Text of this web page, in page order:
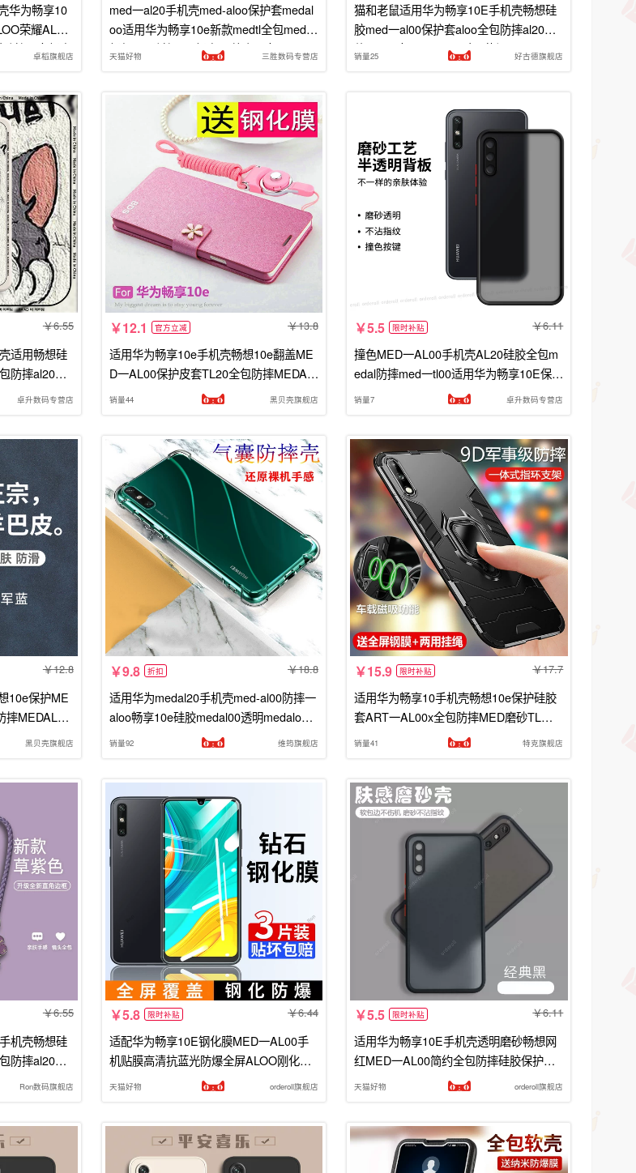
华为畅享10
荣耀AL畅
摔男女畅享
卓稻旗舰店
med一al20手机壳med-aloo保护套medal
oo适用华为畅享10e新款medtl全包medal
畅想tl00防摔al00畅亨2o外壳男女
天猫好物 三胜数码专营店
猫和老鼠适用华为畅享10E手机壳畅想硅
胶med一al00保护套aloo全包防摔al20新
款medal女medaloo男十E荣耀e10男
销量25 好古德旗舰店
6.55
适用畅想硅
防摔al20新
耀e10潮
卓升数码专营店
12.1 官方立减 13.8
适用华为畅享10e手机壳畅想10e翻盖ME
D一AL00保护皮套TL20全包防摔MEDAL
硅胶软壳ALOO磨砂MEDALOO男女带挂
销量44 黑贝壳旗舰店
5.5 限时补贴 6.11
撞色MED一AL00手机壳AL20硅胶全包m
edal防摔med一tl00适用华为畅享10E保护
套medtl男女新款medaloo外壳ALOO
销量7 卓升数码专营店
12.8
10e保护ME
摔MEDAL硅
男女黑
黑贝壳旗舰店
9.8 折扣 18.8
适用华为medal20手机壳med-al00防摔一
aloo畅享10e硅胶medal00透明medaloo
软al20_tloo保护tl00套medtl2o销
销量92 维筠旗舰店
15.9 限时补贴 17.7
适用华为畅享10手机壳畅想10e保护硅胶
套ART一AL00x全包防摔MED磨砂TL软A
LOO硬壳MEDALOO男aloox女MEDAL亨
销量41 特克旗舰店
6.55
机壳畅想硅
防摔al20新
耀e10潮
Ron数码旗舰店
5.8 限时补贴 6.44
适配华为畅享10E钢化膜MED一AL00手
机贴膜高清抗蓝光防爆全屏ALOO刚化ME
DALOO防摔MEDAL保护1oe畅想E10畅
天猫好物 orderoll旗舰店
5.5 限时补贴 6.11
适用华为畅享10E手机壳透明磨砂畅想网
红MED一AL00简约全包防摔硅胶保护套
男女MEDALoo软MEDal新款送钢化膜潮
天猫好物 orderoll旗舰店